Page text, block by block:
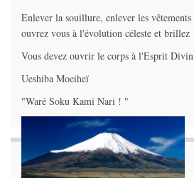
Enlever la souillure, enlever les vêtements
ouvrez vous à l'évolution céleste et brillez
Vous devez ouvrir le corps à l'Esprit
Ueshiba Moeiheï
"Waré Soku Kami Nari ! "